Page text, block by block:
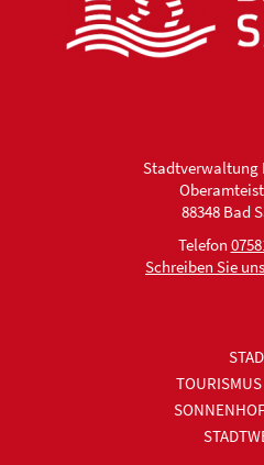
Stadtverwaltung
88348 Bad
Telefon
Schreiben Sie